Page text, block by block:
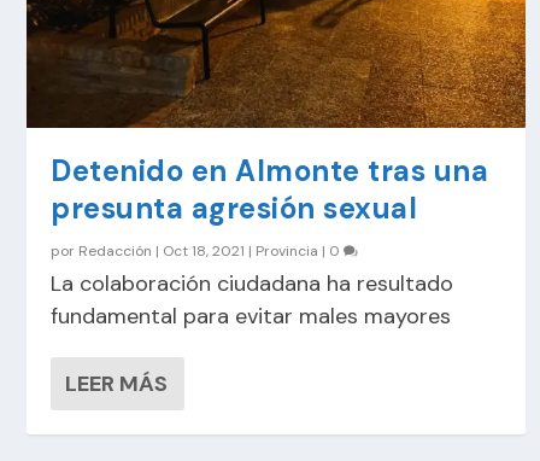
Detenido en Almonte tras una
presunta agresión sexual
por Redacción | Oct 18, 2021 | Provincia | 0
La colaboración ciudadana ha resultado
fundamental para evitar males mayores
LEER MÁS